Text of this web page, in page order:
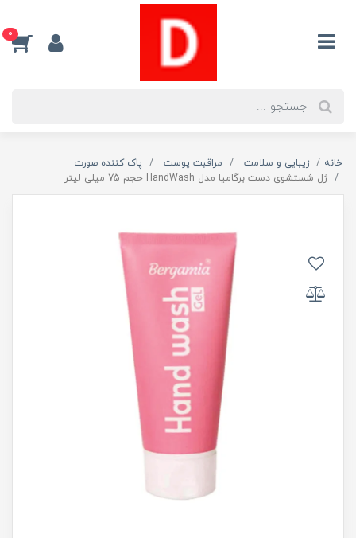
0
خانه زیبایی و سلامت مراقبت پوست
پاک کننده صورت
ژل شستشوی دست برگامیا مدل HandWash حجم 75 میلی لیتر